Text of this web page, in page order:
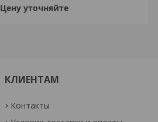
Цену уточняйте
КЛИЕНТАМ
Контакты